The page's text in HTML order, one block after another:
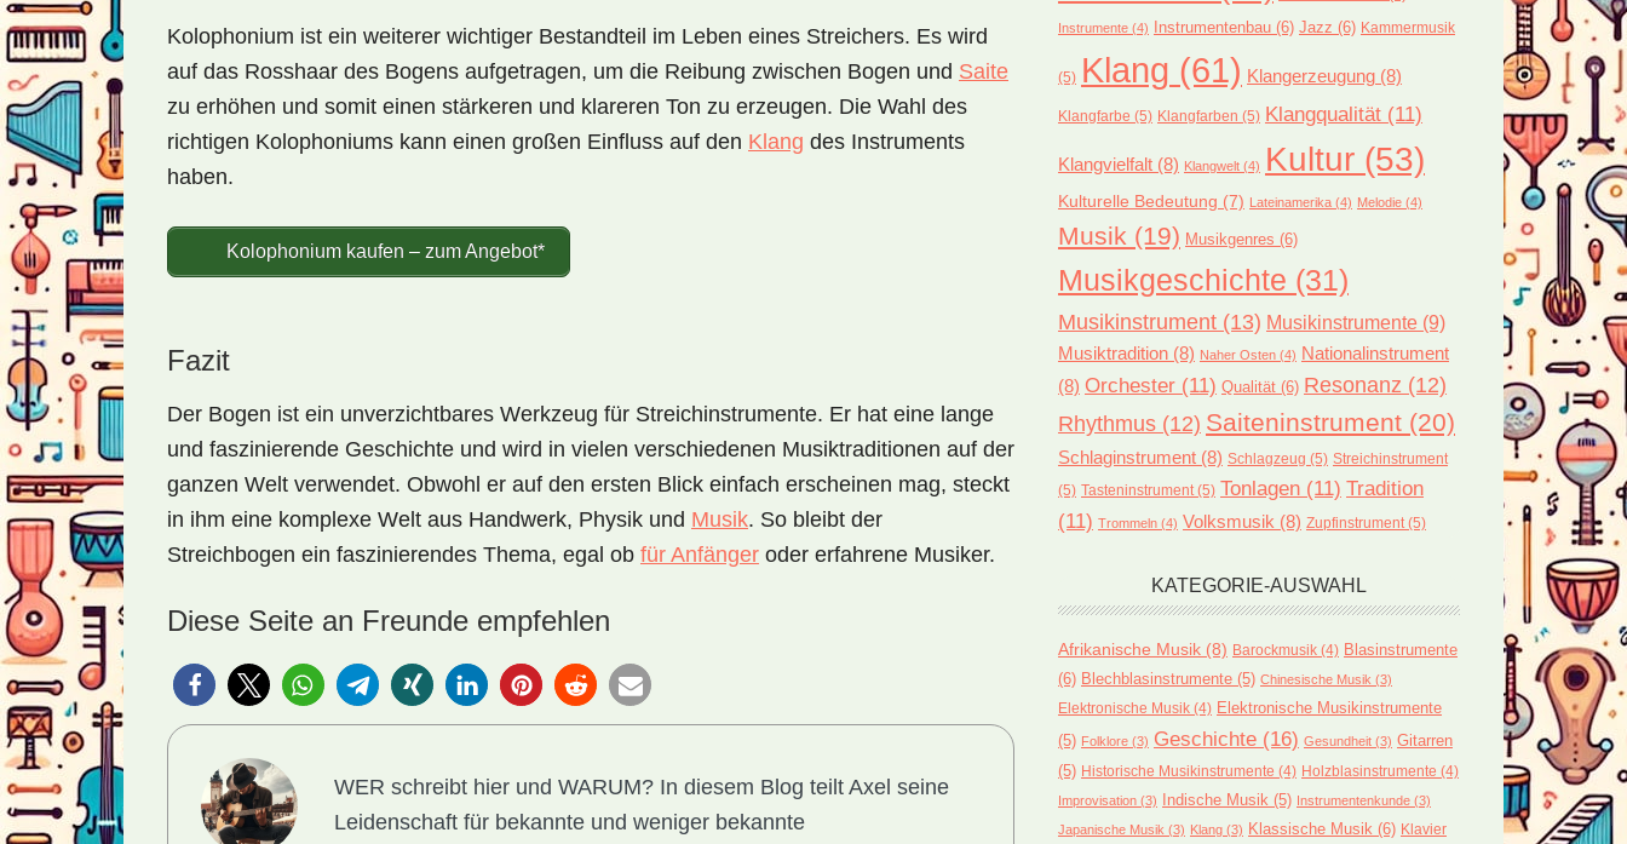
Kolophonium ist ein weiterer wichtiger Bestandteil im Leben eines Streichers. Es wird
auf das Rosshaar des Bogens aufgetragen, um die Reibung zwischen Bogen und Saite
zu erhöhen und somit einen stärkeren und klareren Ton zu erzeugen. Die Wahl des
richtigen Kolophoniums kann einen großen Einfluss auf den Klang des Instruments
haben.
Kolophonium kaufen – zum Angebot*
Fazit
Der Bogen ist ein unverzichtbares Werkzeug für Streichinstrumente. Er hat eine lange
und faszinierende Geschichte und wird in vielen verschiedenen Musiktraditionen auf der
ganzen Welt verwendet. Obwohl er auf den ersten Blick einfach erscheinen mag, steckt
in ihm eine komplexe Welt aus Handwerk, Physik und Musik. So bleibt der
Streichbogen ein faszinierendes Thema, egal ob für Anfänger oder erfahrene Musiker.
Diese Seite an Freunde empfehlen
WER schreibt hier und WARUM? In diesem Blog teilt Axel seine
Leidenschaft für bekannte und weniger bekannte
Instrumente (4) Instrumentenbau (6) Jazz (6) Kammermusik
(5) Klang (61) Klangerzeugung (8)
Klangfarbe (5) Klangfarben (5) Klangqualität (11)
Klangvielfalt (8) Klangwelt (4) Kultur (53)
Kulturelle Bedeutung (7) Lateinamerika (4) Melodie (4)
Musik (19) Musikgenres (6)
Musikgeschichte (31)
Musikinstrument (13) Musikinstrumente (9)
Musiktradition (8) Naher Osten (4) Nationalinstrument
(8) Orchester (11) Qualität (6) Resonanz (12)
Rhythmus (12) Saiteninstrument (20)
Schlaginstrument (8) Schlagzeug (5) Streichinstrument
(5) Tasteninstrument(5) Tonlagen (11) Tradition
(11) Trommeln (4) Volksmusik (8) Zupfinstrument(5)
KATEGORIE-AUSWAHL
Afrikanische Musik (8) Barockmusik (4) Blasinstrumente
(6) Blechblasinstrumente (5) Chinesische Musik (3)
Elektronische Musik (4) Elektronische Musikinstrumente
(5) Folklore (3) Geschichte (16) Gesundheit (3) Gitarren
(5) Historische Musikinstrumente (4) Holzblasinstrumente (4)
Improvisation (3) Indische Musik (5) Instrumentenkunde (3)
Japanische Musik (3) Klang (3) Klassische Musik (6) Klavier